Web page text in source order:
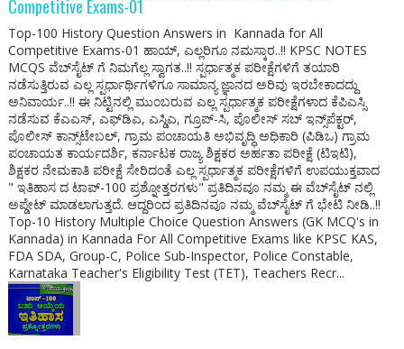
Competitive Exams-01
Top-100 History Question Answers in Kannada for All
Competitive Exams-01 ಹಾಯ್, ಎಲ್ಲರಿಗೂ ನಮಸ್ಕಾರ..!! KPSC NOTES
MCQS ವೆಬ್‌ಸೈಟ್ ಗೆ ನಿಮಗೆಲ್ಲ ಸ್ವಾಗತ..!! ಸ್ಪರ್ಧಾತ್ಮಕ ಪರೀಕ್ಷೆಗಳಿಗೆ ತಯಾರಿ
ನಡೆಸುತ್ತಿರುವ ಎಲ್ಲ ಸ್ಪರ್ಧಾರ್ಥಿಗಳಿಗೂ ಸಾಮಾನ್ಯ ಜ್ಞಾನದ ಅರಿವು ಇರಬೇಕಾದದ್ದು
ಅನಿವಾರ್ಯ..!! ಈ ನಿಟ್ಟಿನಲ್ಲಿ ಮುಂಬರುವ ಎಲ್ಲ ಸ್ಪರ್ಧಾತ್ಮಕ ಪರೀಕ್ಷೆಗಳಾದ ಕೆಪಿಎಸ್ಸಿ
ನಡೆಸುವ ಕೆಎಎಸ್, ಎಫ್‌ಡಿಎ, ಎಸ್ಡಿಎ, ಗ್ರೂಪ್-ಸಿ, ಪೊಲೀಸ್ ಸಬ್ ಇನ್ಸ್‌ಪೆಕ್ಟರ್,
ಪೊಲೀಸ್ ಕಾನ್ಸ್‌ಟೇಬಲ್, ಗ್ರಾಮ ಪಂಚಾಯತಿ ಅಭಿವೃದ್ಧಿ ಅಧಿಕಾರಿ (ಪಿಡಿಒ) ಗ್ರಾಮ
ಪಂಚಾಯತ ಕಾರ್ಯದರ್ಶಿ, ಕರ್ನಾಟಕ ರಾಜ್ಯ ಶಿಕ್ಷಕರ ಅರ್ಹತಾ ಪರೀಕ್ಷೆ (ಟಿಇಟಿ),
ಶಿಕ್ಷಕರ ನೇಮಕಾತಿ ಪರೀಕ್ಷೆ ಸೇರಿದಂತೆ ಎಲ್ಲ ಸ್ಪರ್ಧಾತ್ಮಕ ಪರೀಕ್ಷೆಗಳಿಗೆ ಉಪಯುಕ್ತವಾದ
" ಇತಿಹಾಸ ದ ಟಾಪ್-100 ಪ್ರಶ್ನೋತ್ತರಗಳು" ಪ್ರತಿದಿನವೂ ನಮ್ಮ ಈ ವೆಬ್‌ಸೈಟ್ ನಲ್ಲಿ
ಅಪ್ಡೇಟ್ ಮಾಡಲಾಗುತ್ತದೆ. ಆದ್ದರಿಂದ ಪ್ರತಿದಿನವೂ ನಮ್ಮ ವೆಬ್‌ಸೈಟ್ ಗೆ ಭೇಟಿ ನೀಡಿ..!!
Top-10 History Multiple Choice Question Answers (GK MCQ's in
Kannada) in Kannada For All Competitive Exams like KPSC KAS,
FDA SDA, Group-C, Police Sub-Inspector, Police Constable,
Karnataka Teacher's Eligibility Test (TET), Teachers Recr...